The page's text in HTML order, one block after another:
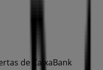
de CaixaBank